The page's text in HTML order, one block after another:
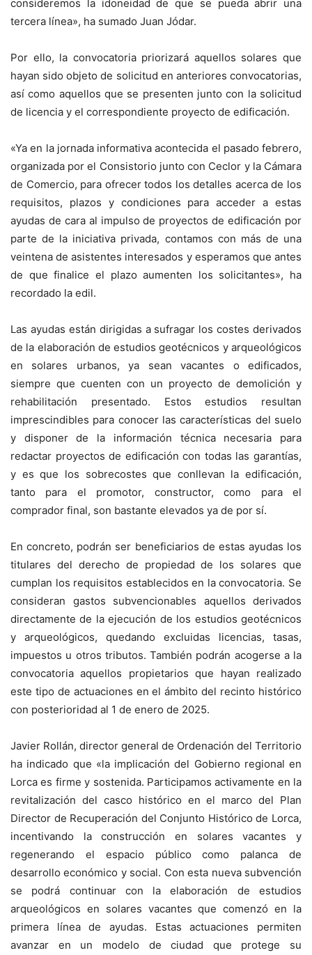
consideremos la idoneidad de que se pueda abrir una
tercera línea», ha sumado Juan Jódar.
Por ello, la convocatoria priorizará aquellos solares que
hayan sido objeto de solicitud en anteriores convocatorias,
así como aquellos que se presenten junto con la solicitud
de licencia y el correspondiente proyecto de edificación.
«Ya en la jornada informativa acontecida el pasado febrero,
organizada por el Consistorio junto con Ceclor y la Cámara
de Comercio, para ofrecer todos los detalles acerca de los
requisitos, plazos y condiciones para acceder a estas
ayudas de cara al impulso de proyectos de edificación por
parte de la iniciativa privada, contamos con más de una
veintena de asistentes interesados y esperamos que antes
de que finalice el plazo aumenten los solicitantes», ha
recordado la edil.
Las ayudas están dirigidas a sufragar los costes derivados
de la elaboración de estudios geotécnicos y arqueológicos
en solares urbanos, ya sean vacantes o edificados,
siempre que cuenten con un proyecto de demolición y
rehabilitación presentado. Estos estudios resultan
imprescindibles para conocer las características del suelo
y disponer de la información técnica necesaria para
redactar proyectos de edificación con todas las garantías,
y es que los sobrecostes que conllevan la edificación,
tanto para el promotor, constructor, como para el
comprador final, son bastante elevados ya de por sí.
En concreto, podrán ser beneficiarios de estas ayudas los
titulares del derecho de propiedad de los solares que
cumplan los requisitos establecidos en la convocatoria. Se
consideran gastos subvencionables aquellos derivados
directamente de la ejecución de los estudios geotécnicos
y arqueológicos, quedando excluidas licencias, tasas,
impuestos u otros tributos. También podrán acogerse a la
convocatoria aquellos propietarios que hayan realizado
este tipo de actuaciones en el ámbito del recinto histórico
con posterioridad al 1 de enero de 2025.
Javier Rollán, director general de Ordenación del Territorio
ha indicado que «la implicación del Gobierno regional en
Lorca es firme y sostenida. Participamos activamente en la
revitalización del casco histórico en el marco del Plan
Director de Recuperación del Conjunto Histórico de Lorca,
incentivando la construcción en solares vacantes y
regenerando el espacio público como palanca de
desarrollo económico y social. Con esta nueva subvención
se podrá continuar con la elaboración de estudios
arqueológicos en solares vacantes que comenzó en la
primera línea de ayudas. Estas actuaciones permiten
avanzar en un modelo de ciudad que protege su